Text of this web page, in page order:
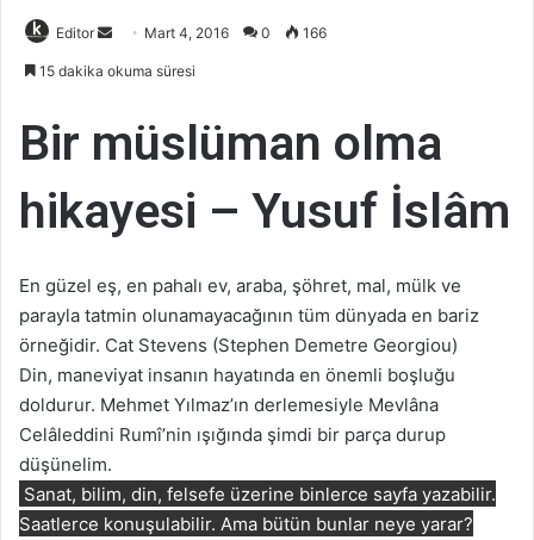
Editor
Bir
Mart 4, 2016 0 166
15 dakika okuma süresi
Bir müslüman olma
hikayesi – Yusuf İslâm
En güzel eş, en pahalı ev, araba, şöhret, mal, mülk ve
parayla tatmin olunamayacağının tüm dünyada en bariz
örneğidir. Cat Stevens (Stephen Demetre Georgiou)
Din, maneviyat insanın hayatında en önemli boşluğu
doldurur. Mehmet Yılmaz’ın derlemesiyle Mevlâna
Celâleddini Rumî’nin ışığında şimdi bir parça durup
düşünelim.
Sanat, bilim, din, felsefe üzerine binlerce sayfa yazabilir.
Saatlerce konuşulabilir. Ama bütün bunlar neye yarar?